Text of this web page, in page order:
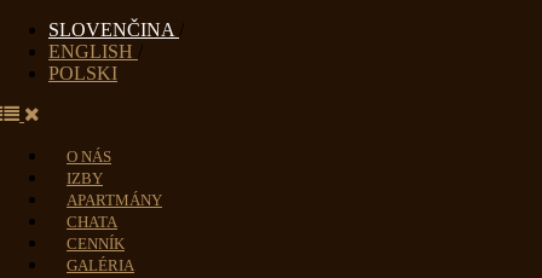
SLOVENČINA /
ENGLISH /
POLSKI
O NÁS
IZBY
APARTMÁNY
CHATA
CENNÍK
GALÉRIA